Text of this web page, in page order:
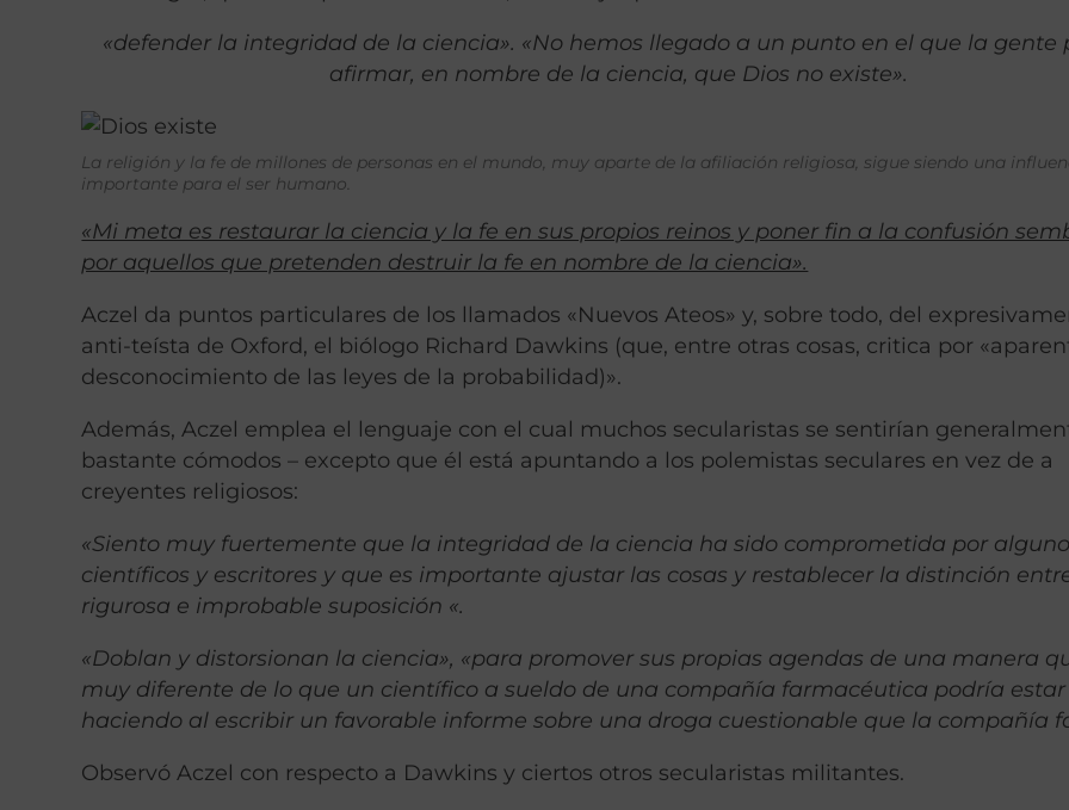
«defender la integridad de la ciencia». «No hemos llegado a un punto en el que la gente
afirmar, en nombre de la ciencia, que Dios no existe».
La religión y la fe de millones de personas en el mundo, muy aparte de la afiliación religiosa, sigue siendo una
importante para el ser humano.
«Mi meta es restaurar la ciencia y la fe en sus propios reinos y poner fin a la confusión
por aquellos que pretenden destruir la fe en nombre de la ciencia».
Aczel da puntos particulares de los llamados «Nuevos Ateos» y, sobre todo, del
anti-teísta de Oxford, el biólogo Richard Dawkins (que, entre otras cosas, critica por
desconocimiento de las leyes de la probabilidad)».
Además, Aczel emplea el lenguaje con el cual muchos secularistas se sentirían
bastante cómodos – excepto que él está apuntando a los polemistas seculares en vez de a
creyentes religiosos:
«Siento muy fuertemente que la integridad de la ciencia ha sido comprometida por
científicos y escritores y que es importante ajustar las cosas y restablecer la distinción
rigurosa e improbable suposición «.
«Doblan y distorsionan la ciencia», «para promover sus propias agendas de una manera
muy diferente de lo que un científico a sueldo de una compañía farmacéutica podría estar
haciendo al escribir un favorable informe sobre una droga cuestionable que la compañía
Observó Aczel con respecto a Dawkins y ciertos otros secularistas militantes.